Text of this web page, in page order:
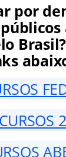
por